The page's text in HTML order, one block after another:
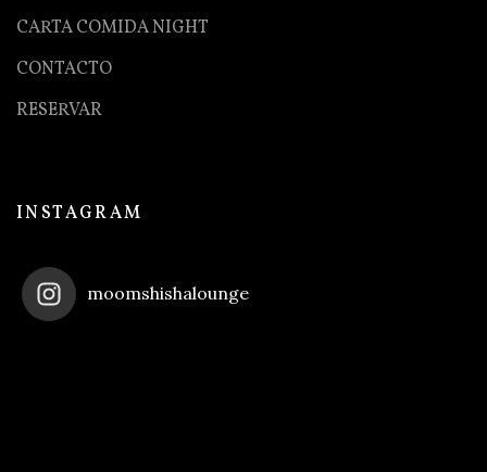
CARTA COMIDA NIGHT
CONTACTO
RESERVAR
INSTAGRAM
moomshishalounge